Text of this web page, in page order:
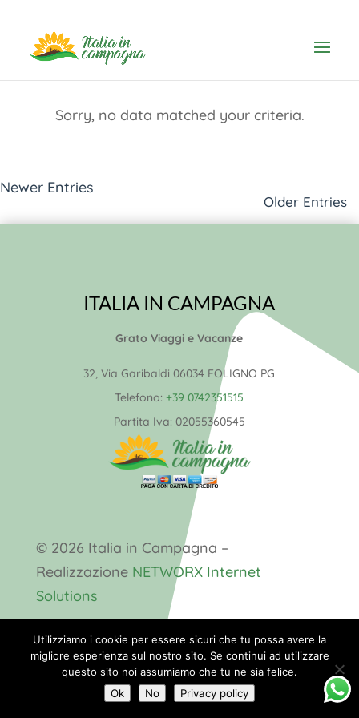
Sorry, no data matched your criteria.
Newer Entries
Older Entries
ITALIA IN CAMPAGNA
Grato Viaggi e Vacanze
32, Via Garibaldi 06034 FOLIGNO PG
Telefono: +39 0742351515
Partita Iva: 02055360545
© 2026 Italia in Campagna –
Realizzazione NETWORX Internet
Solutions
Utilizziamo i cookie per essere sicuri che tu possa avere la
migliore esperienza sul nostro sito. Se continui ad utilizzare
questo sito noi assumiamo che tu ne sia felice.
Ok
No Privacy policy